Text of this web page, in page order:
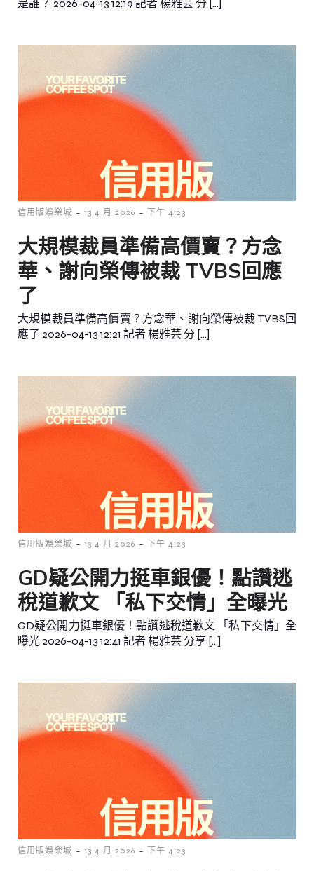
是誰？ 2026-04-13 12:19 記者 楊雅芸 分 […]
信用版娛樂城 - 13 4 月 2026 - 下午 4:23
大規模裁員準備高價賣？方念
華、謝向榮傳被裁 TVBS回應
了
大規模裁員準備高價賣？方念華、謝向榮傳被裁 TVBS回
應了 2026-04-13 12:21 記者 楊雅芸 分 […]
信用版娛樂城 - 13 4 月 2026 - 下午 4:23
GD疑公開力挺車銀優！點讚逃
稅道歉文 「私下交情」全曝光
GD疑公開力挺車銀優！點讚逃稅道歉文 「私下交情」全
曝光 2026-04-13 12:41 記者 楊雅芸 分享 […]
信用版娛樂城 - 13 4 月 2026 - 下午 4:23